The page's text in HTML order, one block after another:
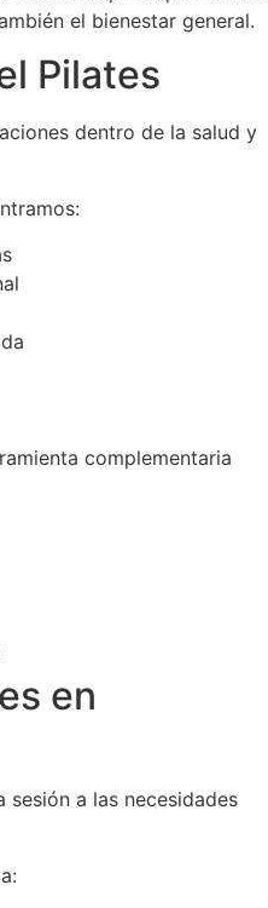
el bienestar general.
Pilates
dentro de la salud y
complementaria
en
sesión a las necesidades